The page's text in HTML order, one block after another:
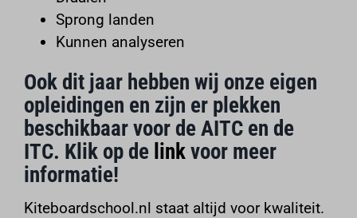
Sprong landen
Kunnen analyseren
Ook dit jaar hebben wij onze eigen
opleidingen en zijn er plekken
beschikbaar voor de AITC en de
ITC. Klik op de linkvoor meer
informatie!
Kiteboardschool.nl staat altijd voor kwaliteit.